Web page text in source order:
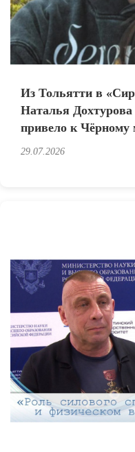
Из Тольятти в
Наталья
привело к Чёрному
29.07.2026